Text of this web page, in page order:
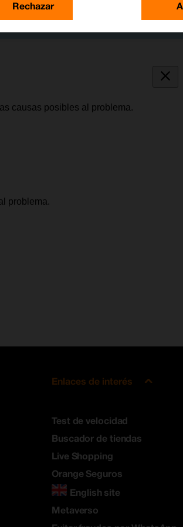
causas posibles al problema.
problema.
Enlaces de interés
Test de velocidad
Buscador de tiendas
Live Shopping
Orange Seguros
English site
Metaverso
Rechazar